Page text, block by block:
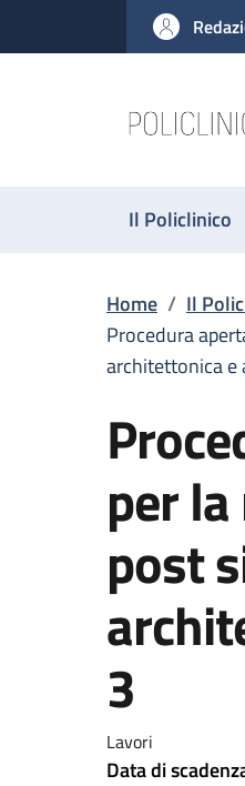
al contenuto principale
to footer content
Il Policlinico
Home / Il
Procedura
architettonica e
per
post
3
Lavori
Data di